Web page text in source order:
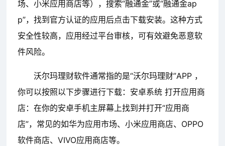
场、小米应用商店等），搜索“融通金”或“融通金ap
p”，找到官方认证的应用后点击下载安装。这种方式
安全性较高，应用经过平台审核，可有效避免恶意软
件风险。
沃尔玛理财软件通常指的是“沃尔玛理财”APP ，
你可以按照以下步骤进行下载：安卓系统 打开应用商
店：在你的安卓手机主屏幕上找到并打开“应用商
店”，常见的如华为应用市场、小米应用商店、OPPO
软件商店、VIVO应用商店等。